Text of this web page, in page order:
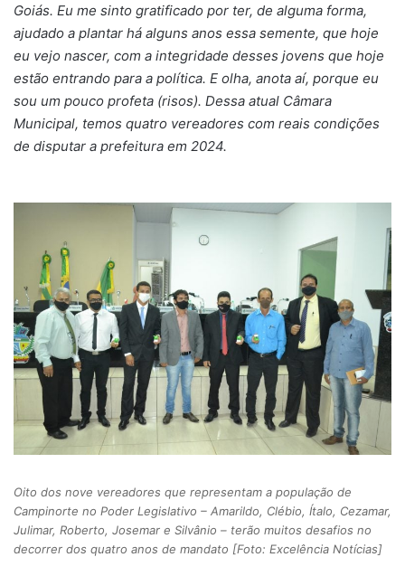
Goiás. Eu me sinto gratificado por ter, de alguma forma,
ajudado a plantar há alguns anos essa semente, que hoje
eu vejo nascer, com a integridade desses jovens que hoje
estão entrando para a política. E olha, anota aí, porque eu
sou um pouco profeta (risos). Dessa atual Câmara
Municipal, temos quatro vereadores com reais condições
de disputar a prefeitura em 2024.
Oito dos nove vereadores que representam a população de
Campinorte no Poder Legislativo – Amarildo, Clébio, Ítalo, Cezamar,
Julimar, Roberto, Josemar e Silvânio – terão muitos desafios no
decorrer dos quatro anos de mandato [Foto: Excelência Notícias]